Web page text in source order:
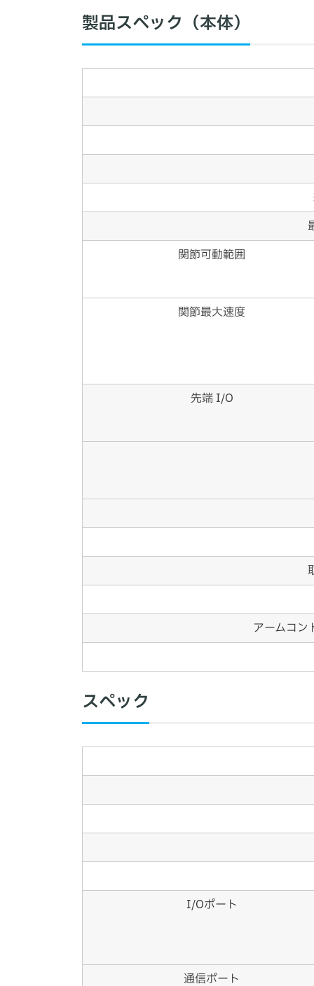
製品スペック（本体）
関節可動範囲
関節最大速度
先端 I/O
アームコン
スペック
I/Oポート
通信ポート